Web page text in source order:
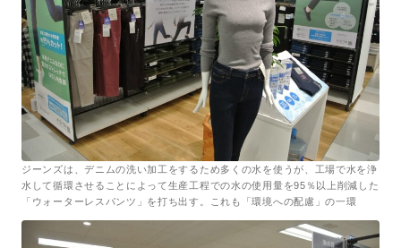
ジーンズは、デニムの洗い加工をするため多くの水を使うが、工場で水を浄
水して循環させることによって生産工程での水の使用量を95％以上削減した
「ウォーターレスパンツ」を打ち出す。これも「環境への配慮」の一環